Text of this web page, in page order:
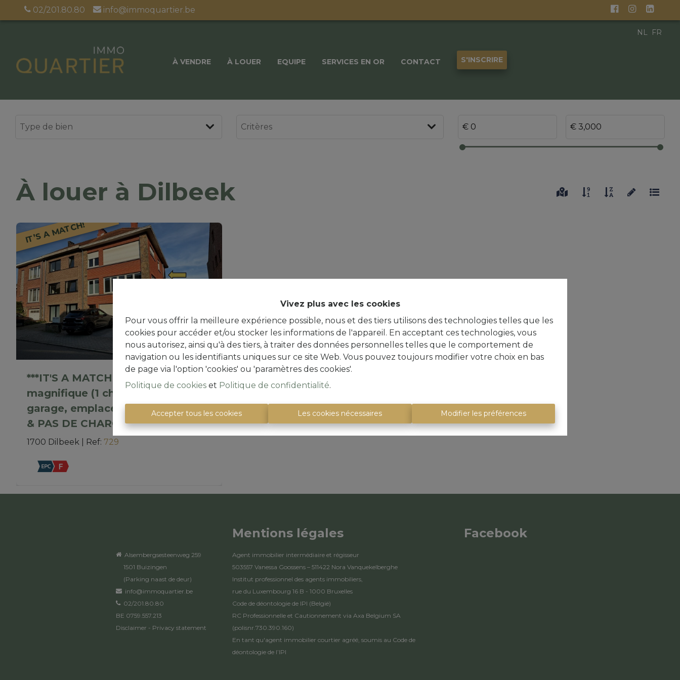
Vivez plus avec les cookies
Pour vous offrir la meilleure expérience possible, nous et des tiers utilisons des technologies telles que les
cookies pour accéder et/ou stocker les informations de l'appareil. En acceptant ces technologies, vous
nous autorisez, ainsi qu'à des tiers, à traiter des données personnelles telles que le comportement de
navigation ou les identifiants uniques sur ce site Web. Vous pouvez toujours modifier votre choix en bas
de page via l'option 'cookies' ou 'paramètres des cookies'.
Politique de cookies et Politique de confidentialité.
Accepter tous les cookies Les cookies nécessaires Modifier les préférences
02/201.80.80 info@immoquartier.be
À VENDRE À LOUER EQUIPE SERVICES EN OR CONTACT S'INSCRIRE
NL FR
À louer à Dilbeek
IT’S A MATCH!
***IT'S A MATCH!***Appartement
magnifique (1 ch.) avec cave, petit
garage, emplacement de parking
& PAS DE CHARGES
1700 Dilbeek Ref: 729
Alsembergsesteenweg 259
1501 Buizingen
(Parking naast de deur)
info@immoquartier.be
02/201.80.80
BE 0759.557.213
Disclaimer - Privacy statement
Mentions légales
Agent immobilier intermédiaire et régisseur
503557 Vanessa Goossens – 511422 Nora Vanquekelberghe
Institut professionnel des agents immobiliers,
rue du Luxembourg 16 B - 1000 Bruxelles
Code de déontologie de IPI (België)
RC Professionnelle et Cautionnement via Axa Belgium SA
(polisnr.730.390.160)
En tant qu'agent immobilier courtier agréé, soumis au Code de
déontologie de l’IPI
Facebook